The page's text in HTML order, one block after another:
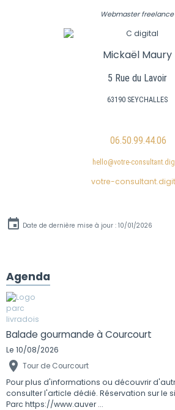
Webmaster freelance
Mickaël Maury
5 Rue du Lavoir
63190 SEYCHALLES
06.50.99.44.06
hello@votre-
votre-
Date de dernière mise à jour : 10/01/2026
Agenda
Balade gourmande à Courcourt
Le 10/08/2026
Tour de Courcourt
Pour plus d'informations ou découvrir
consulter l'article dédié. Réservation sur le
Parc https://www.auver ...